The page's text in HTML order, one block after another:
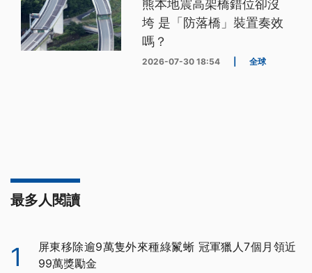
熊本地震高架橋錯位卻沒
垮 是「防落橋」裝置奏效
嗎？
2026-07-30 18:54 全球
最多人閱讀
1
屏東移除逾9萬隻外來種綠鬣蜥 冠軍獵人7個月領近
99萬獎勵金